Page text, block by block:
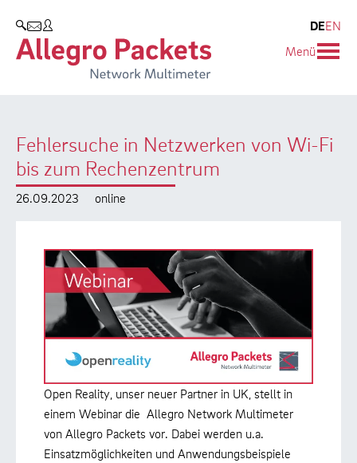
SUCHEN
DEEN
Menü
Fehlersuche in Netzwerken von Wi-Fi
bis zum Rechenzentrum
26.09.2023 online
Open Reality, unser neuer Partner in UK, stellt in
einem Webinar die Allegro Network Multimeter
von Allegro Packets vor. Dabei werden u.a.
Einsatzmöglichkeiten und Anwendungsbeispiele
Allegro Network Multimeter
Produktübersicht
Use Cases
Whitepaper
Case Studies
Support
Produkt-Handbuch
Training
Unternehmen
Partner
Umweltschutz
Karriere